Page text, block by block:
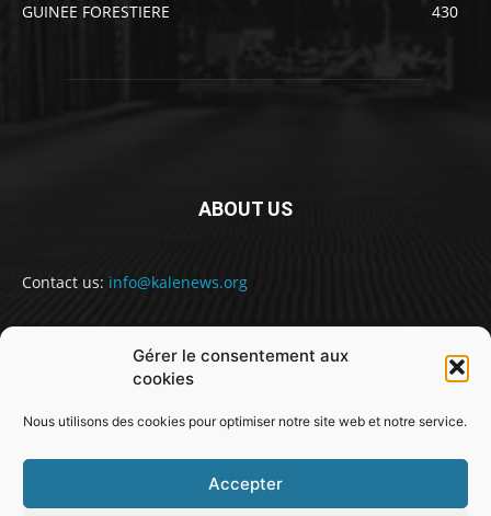
Gérer le consentement aux
cookies
Nous utilisons des cookies pour optimiser notre site web et notre service.
Accepter
GUINEE FORESTIERE
430
ABOUT US
Contact us: info@kalenews.org
FOLLOW US